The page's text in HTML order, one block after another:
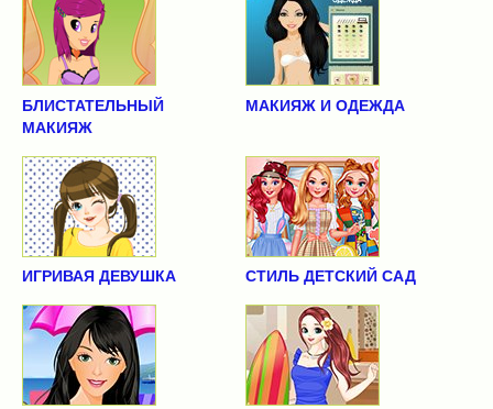
БЛИСТАТЕЛЬНЫЙ
МАКИЯЖ
МАКИЯЖ И ОДЕЖДА
ИГРИВАЯ ДЕВУШКА СТИЛЬ ДЕТСКИЙ САД